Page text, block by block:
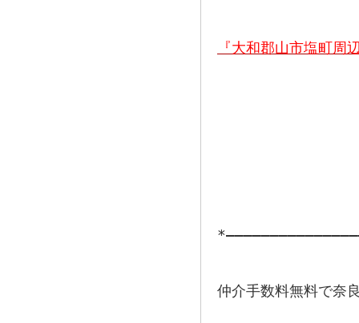
『大和郡山市塩町周
仲介手数料無料で奈